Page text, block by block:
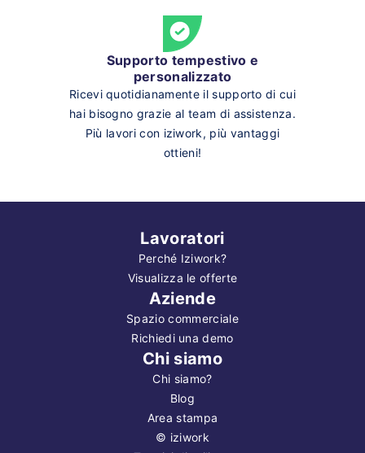
Supporto tempestivo e
personalizzato
Ricevi quotidianamente il supporto di cui
hai bisogno grazie al team di assistenza.
Più lavori con iziwork, più vantaggi
ottieni!
Lavoratori
Perché Iziwork?
Visualizza le offerte
Aziende
Spazio commerciale
Richiedi una demo
Chi siamo
Chi siamo?
Blog
Area stampa
© iziwork